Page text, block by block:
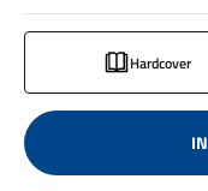
Hardcover